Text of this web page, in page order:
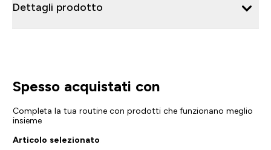
Dettagli prodotto
Spesso acquistati con
Completa la tua routine con prodotti che funzionano meglio
insieme
Articolo selezionato